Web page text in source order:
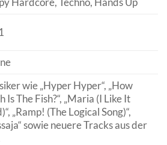
wie „Hyper Hyper“, „How
Is The Fish?“, „Maria (I Like It
„Ramp! (The Logical Song)“,
sowie neuere Tracks aus der